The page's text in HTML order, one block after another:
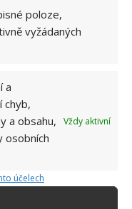
poloze,
vyžádaných
a
chyb,
a obsahu,
osobních
Vždy aktivní
účelech
zemědělské
V podstatě vše, co je